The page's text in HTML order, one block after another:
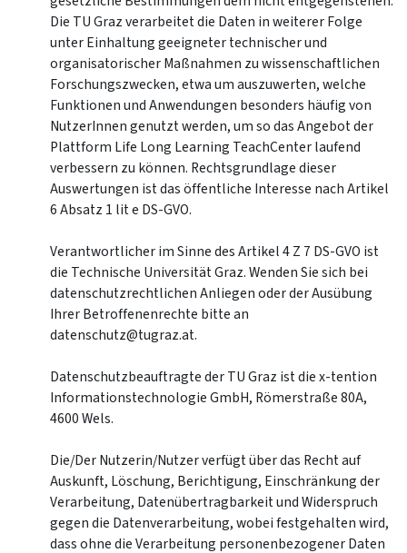
Die TU Graz verarbeitet die Daten in weiterer Folge
unter Einhaltung geeigneter technischer und
organisatorischer Maßnahmen zu wissenschaftlichen
Forschungszwecken, etwa um auszuwerten, welche
Funktionen und Anwendungen besonders häufig von
NutzerInnen genutzt werden, um so das Angebot der
Plattform Life Long Learning TeachCenter laufend
verbessern zu können. Rechtsgrundlage dieser
Auswertungen ist das öffentliche Interesse nach Artikel
6 Absatz 1 lit e DS-GVO.
Verantwortlicher im Sinne des Artikel 4 Z 7 DS-GVO ist
die Technische Universität Graz. Wenden Sie sich bei
datenschutzrechtlichen Anliegen oder der Ausübung
Ihrer Betroffenenrechte bitte an
datenschutz@tugraz.at.
Datenschutzbeauftragte der TU Graz ist die x-tention
Informationstechnologie GmbH, Römerstraße 80A,
4600 Wels.
Die/Der Nutzerin/Nutzer verfügt über das Recht auf
Auskunft, Löschung, Berichtigung, Einschränkung der
Verarbeitung, Datenübertragbarkeit und Widerspruch
gegen die Datenverarbeitung, wobei festgehalten wird,
dass ohne die Verarbeitung personenbezogener Daten